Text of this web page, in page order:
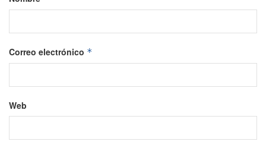
Correo electrónico *
Web